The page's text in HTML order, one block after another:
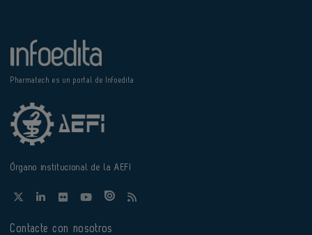
Pharmatech es un portal de Infoedita
Órgano institucional de la AEFI
Contacte con nosotros